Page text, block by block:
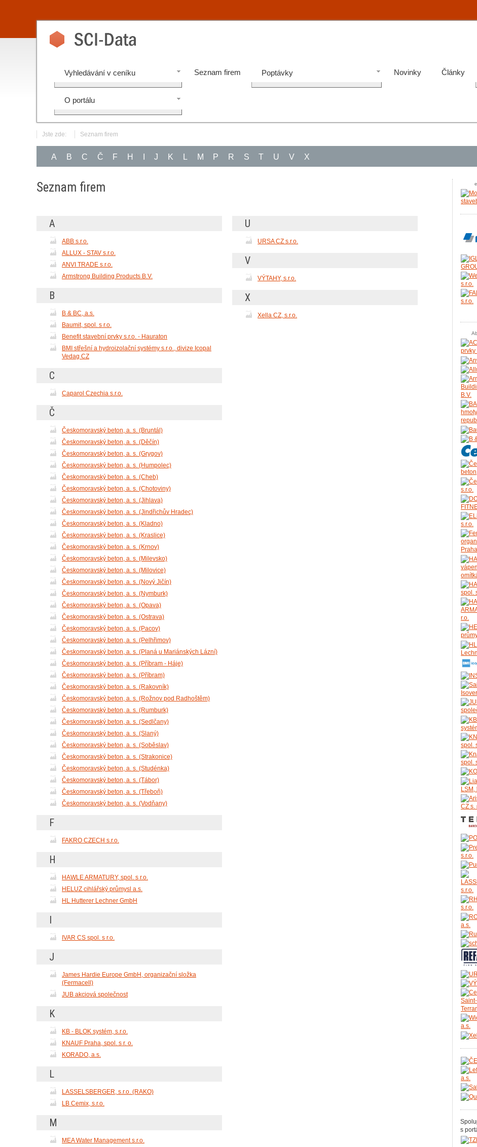
Vyhledávání v ceníku Seznam firem Poptávky Novinky Články
O portálu
Jste zde: Seznam firem
A B C Č F H J K L M P R S T U V X
Seznam firem
A
ABB s.r.o.
ALLUX - STAV s.r.o.
ANVI TRADE s.r.o.
Armstrong Building Products B.V.
B
B & BC, a.s.
Baumit, spol. s r.o.
Benefit stavební prvky s.r.o. - Hauraton
BMI střešní a hydroizolační systémy s.r.o., divize Icopal
Vedag CZ
C
Caparol Czechia s.r.o.
Č
Českomoravský beton, a. s. (Bruntál)
Českomoravský beton, a. s. (Děčín)
Českomoravský beton, a. s. (Grygov)
Českomoravský beton, a. s. (Humpolec)
Českomoravský beton, a. s. (Cheb)
Českomoravský beton, a. s. (Chotoviny)
Českomoravský beton, a. s. (Jihlava)
Českomoravský beton, a. s. (Jindřichův Hradec)
Českomoravský beton, a. s. (Kladno)
Českomoravský beton, a. s. (Kraslice)
Českomoravský beton, a. s. (Krnov)
Českomoravský beton, a. s. (Milevsko)
Českomoravský beton, a. s. (Milovice)
Českomoravský beton, a. s. (Nový Jičín)
Českomoravský beton, a. s. (Nymburk)
Českomoravský beton, a. s. (Opava)
Českomoravský beton, a. s. (Ostrava)
Českomoravský beton, a. s. (Pacov)
Českomoravský beton, a. s. (Pelhřimov)
Českomoravský beton, a. s. (Planá u Mariánských Lázní)
Českomoravský beton, a. s. (Příbram - Háje)
Českomoravský beton, a. s. (Příbram)
Českomoravský beton, a. s. (Rakovník)
Českomoravský beton, a. s. (Rožnov pod Radhoštěm)
Českomoravský beton, a. s. (Rumburk)
Českomoravský beton, a. s. (Sedlčany)
Českomoravský beton, a. s. (Slaný)
Českomoravský beton, a. s. (Soběslav)
Českomoravský beton, a. s. (Strakonice)
Českomoravský beton, a. s. (Studénka)
Českomoravský beton, a. s. (Tábor)
Českomoravský beton, a. s. (Třeboň)
Českomoravský beton, a. s. (Vodňany)
F
FAKRO CZECH s.r.o.
H
HAWLE ARMATURY, spol. s r.o.
HELUZ cihlářský průmysl a.s.
HL Hutterer Lechner GmbH
I
IVAR CS spol. s r.o.
J
James Hardie Europe GmbH, organizační složka
(Fermacell)
JUB akciová společnost
K
KB - BLOK systém, s.r.o.
KNAUF Praha, spol. s r. o.
KORADO, a.s.
L
LASSELSBERGER, s.r.o. (RAKO)
LB Cemix, s.r.o.
M
MEA Water Management s.r.o.
U
URSA CZ s.r.o.
V
VÝTAHY, s.r.o.
X
Xella CZ, s.r.o.
s